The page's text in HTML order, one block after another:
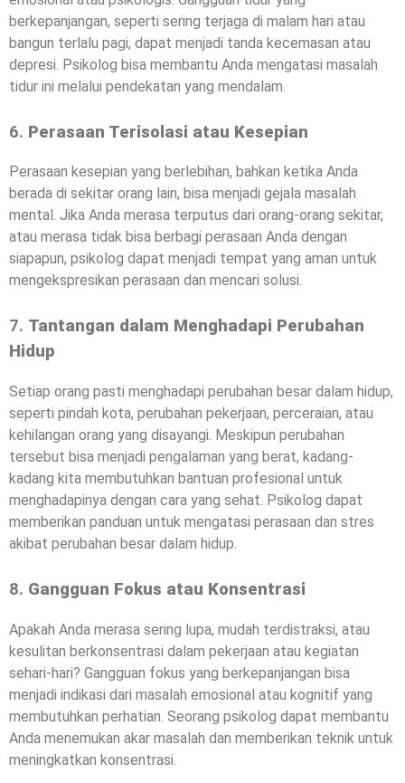
berkepanjangan, seperti sering terjaga di malam hari atau
bangun terlalu pagi, dapat menjadi tanda kecemasan atau
depresi. Psikolog bisa membantu Anda mengatasi masalah
tidur ini melalui pendekatan yang mendalam.
6. Perasaan Terisolasi atau Kesepian
Perasaan kesepian yang berlebihan, bahkan ketika Anda
berada di sekitar orang lain, bisa menjadi gejala masalah
mental. Jika Anda merasa terputus dari orang-orang sekitar,
atau merasa tidak bisa berbagi perasaan Anda dengan
siapapun, psikolog dapat menjadi tempat yang aman untuk
mengekspresikan perasaan dan mencari solusi.
7. Tantangan dalam Menghadapi Perubahan
Hidup
Setiap orang pasti menghadapi perubahan besar dalam hidup,
seperti pindah kota, perubahan pekerjaan, perceraian, atau
kehilangan orang yang disayangi. Meskipun perubahan
tersebut bisa menjadi pengalaman yang berat, kadang-
kadang kita membutuhkan bantuan profesional untuk
menghadapinya dengan cara yang sehat. Psikolog dapat
memberikan panduan untuk mengatasi perasaan dan stres
akibat perubahan besar dalam hidup.
8. Gangguan Fokus atau Konsentrasi
Apakah Anda merasa sering lupa, mudah terdistraksi, atau
kesulitan berkonsentrasi dalam pekerjaan atau kegiatan
sehari-hari? Gangguan fokus yang berkepanjangan bisa
menjadi indikasi dari masalah emosional atau kognitif yang
membutuhkan perhatian. Seorang psikolog dapat membantu
Anda menemukan akar masalah dan memberikan teknik untuk
meningkatkan konsentrasi.